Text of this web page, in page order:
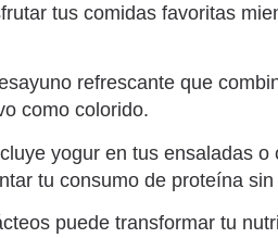
tus comidas favoritas
refrescante que
como colorido.
yogur en tus ensaladas o
tu consumo de proteína
puede transformar tu